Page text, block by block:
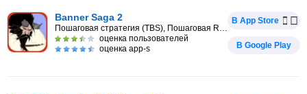
Banner Saga 2
Пошаговая стратегия (TBS), Пошаговая RPG
оценка пользователей
оценка app-s
В App Store
В Google Play